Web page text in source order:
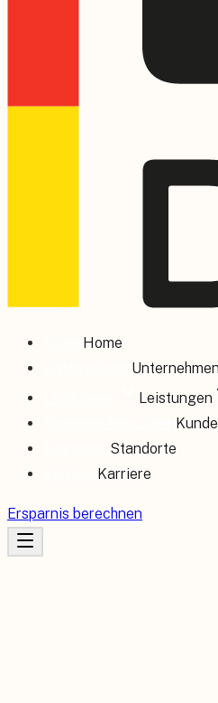
Home
Unternehmen
Leistungen
Standorte
Karriere
Ersparnis berechnen